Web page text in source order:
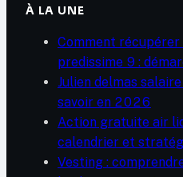
À LA UNE
Comment
predissime 9 :
Julien delmas
savoir en 2026
Action gratuite air
calendrier et
Vesting :